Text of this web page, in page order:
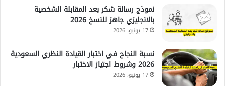
نموذج رسالة شكر بعد المقابلة الشخصية
بالانجليزي جاهز للنسخ 2026
17 يونيو، 2026
نسبة النجاح في اختبار القيادة النظري السعودية
2026 وشروط اجتياز الاختبار
17 يونيو، 2026